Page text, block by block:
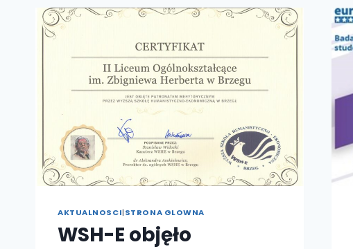
AKTUALNOSCI|STRONA GLOWNA
WSH-E objęło